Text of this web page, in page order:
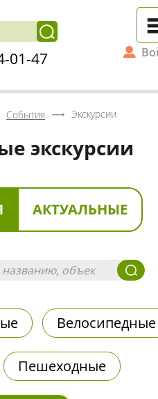
01-47
События Экскурсии
экскурсии
АКТУАЛЬНЫЕ
Велосипедные
Пешеходные